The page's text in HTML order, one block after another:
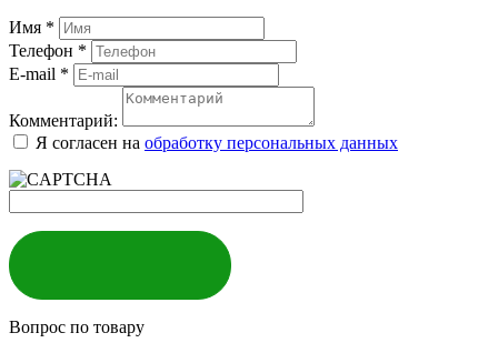
Имя *
Телефон *
E-mail *
Комментарий:
Я согласен на обработку персональных данных
Вопрос по товару